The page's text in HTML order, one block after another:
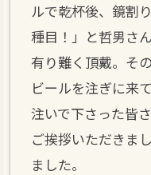
ルで乾杯後、鏡割
種目！」と哲男さ
有り難く頂戴。そ
ビールを注ぎに来
注いで下さった皆
ご挨拶いただきま
ました。